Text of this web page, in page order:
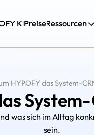
KIPreiseRessourcen
HYPOFY das System-
was sich im Alltag
sein.